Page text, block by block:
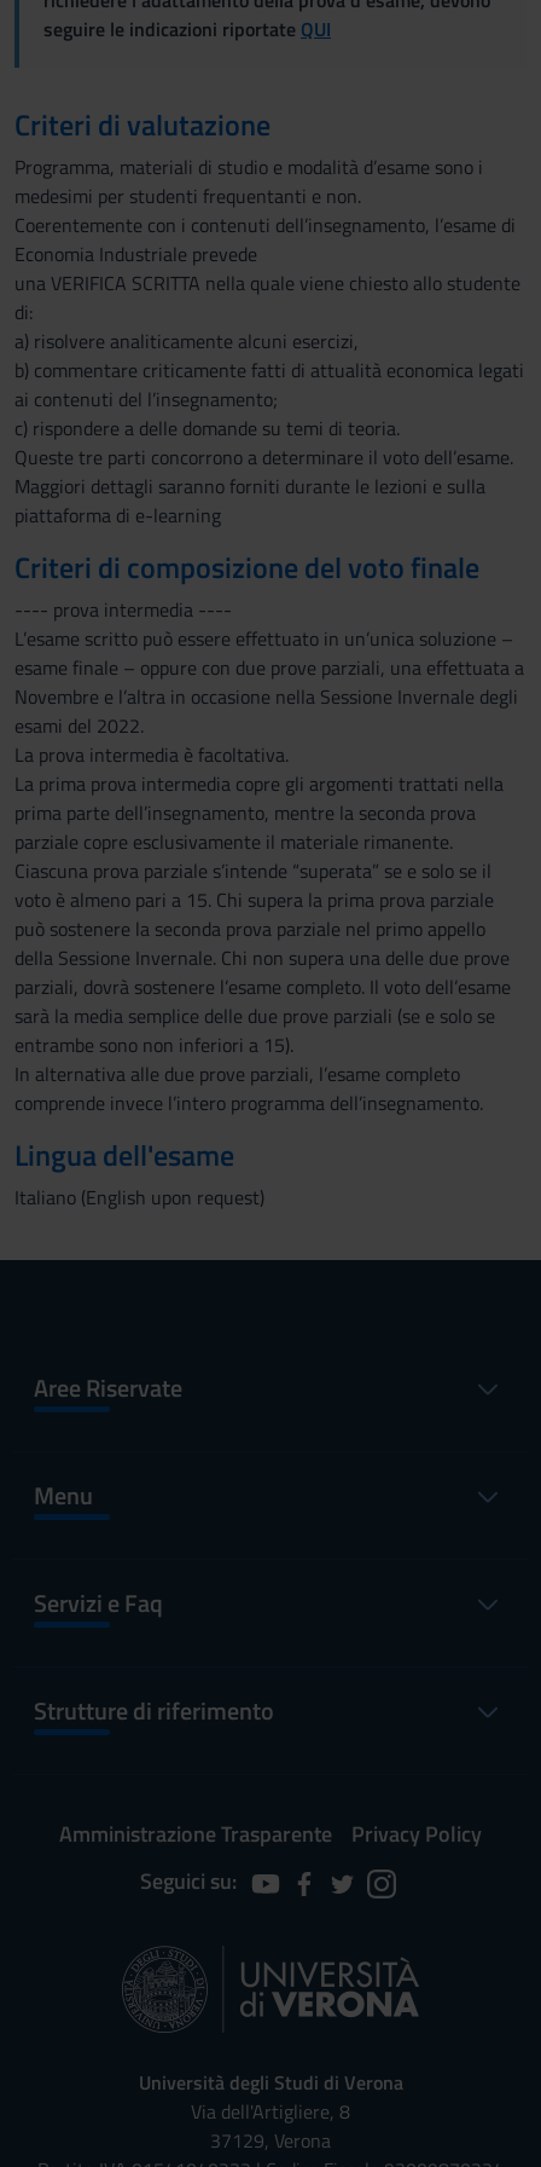
seguire le indicazioni riportate QUI
Criteri di valutazione
Programma, materiali di studio e modalità d’esame sono i
medesimi per studenti frequentanti e non.
Coerentemente con i contenuti dell’insegnamento, l’esame di
Economia Industriale prevede
una VERIFICA SCRITTA nella quale viene chiesto allo studente
di:
a) risolvere analiticamente alcuni esercizi,
b) commentare criticamente fatti di attualità economica legati
ai contenuti del l’insegnamento;
c) rispondere a delle domande su temi di teoria.
Queste tre parti concorrono a determinare il voto dell’esame.
Maggiori dettagli saranno forniti durante le lezioni e sulla
piattaforma di e-learning
Criteri di composizione del voto finale
---- prova intermedia ----
L’esame scritto può essere effettuato in un’unica soluzione –
esame finale – oppure con due prove parziali, una effettuata a
Novembre e l’altra in occasione nella Sessione Invernale degli
esami del 2022.
La prova intermedia è facoltativa.
La prima prova intermedia copre gli argomenti trattati nella
prima parte dell’insegnamento, mentre la seconda prova
parziale copre esclusivamente il materiale rimanente.
Ciascuna prova parziale s’intende “superata” se e solo se il
voto è almeno pari a 15. Chi supera la prima prova parziale
può sostenere la seconda prova parziale nel primo appello
della Sessione Invernale. Chi non supera una delle due prove
parziali, dovrà sostenere l’esame completo. Il voto dell’esame
sarà la media semplice delle due prove parziali (se e solo se
entrambe sono non inferiori a 15).
In alternativa alle due prove parziali, l’esame completo
comprende invece l’intero programma dell’insegnamento.
Lingua dell'esame
Italiano (English upon request)
Aree Riservate
Menu
Servizi e Faq
Strutture di riferimento
Amministrazione Trasparente
Privacy Policy
Seguici su:
Università degli Studi di Verona
Via dell'Artigliere, 8
37129, Verona